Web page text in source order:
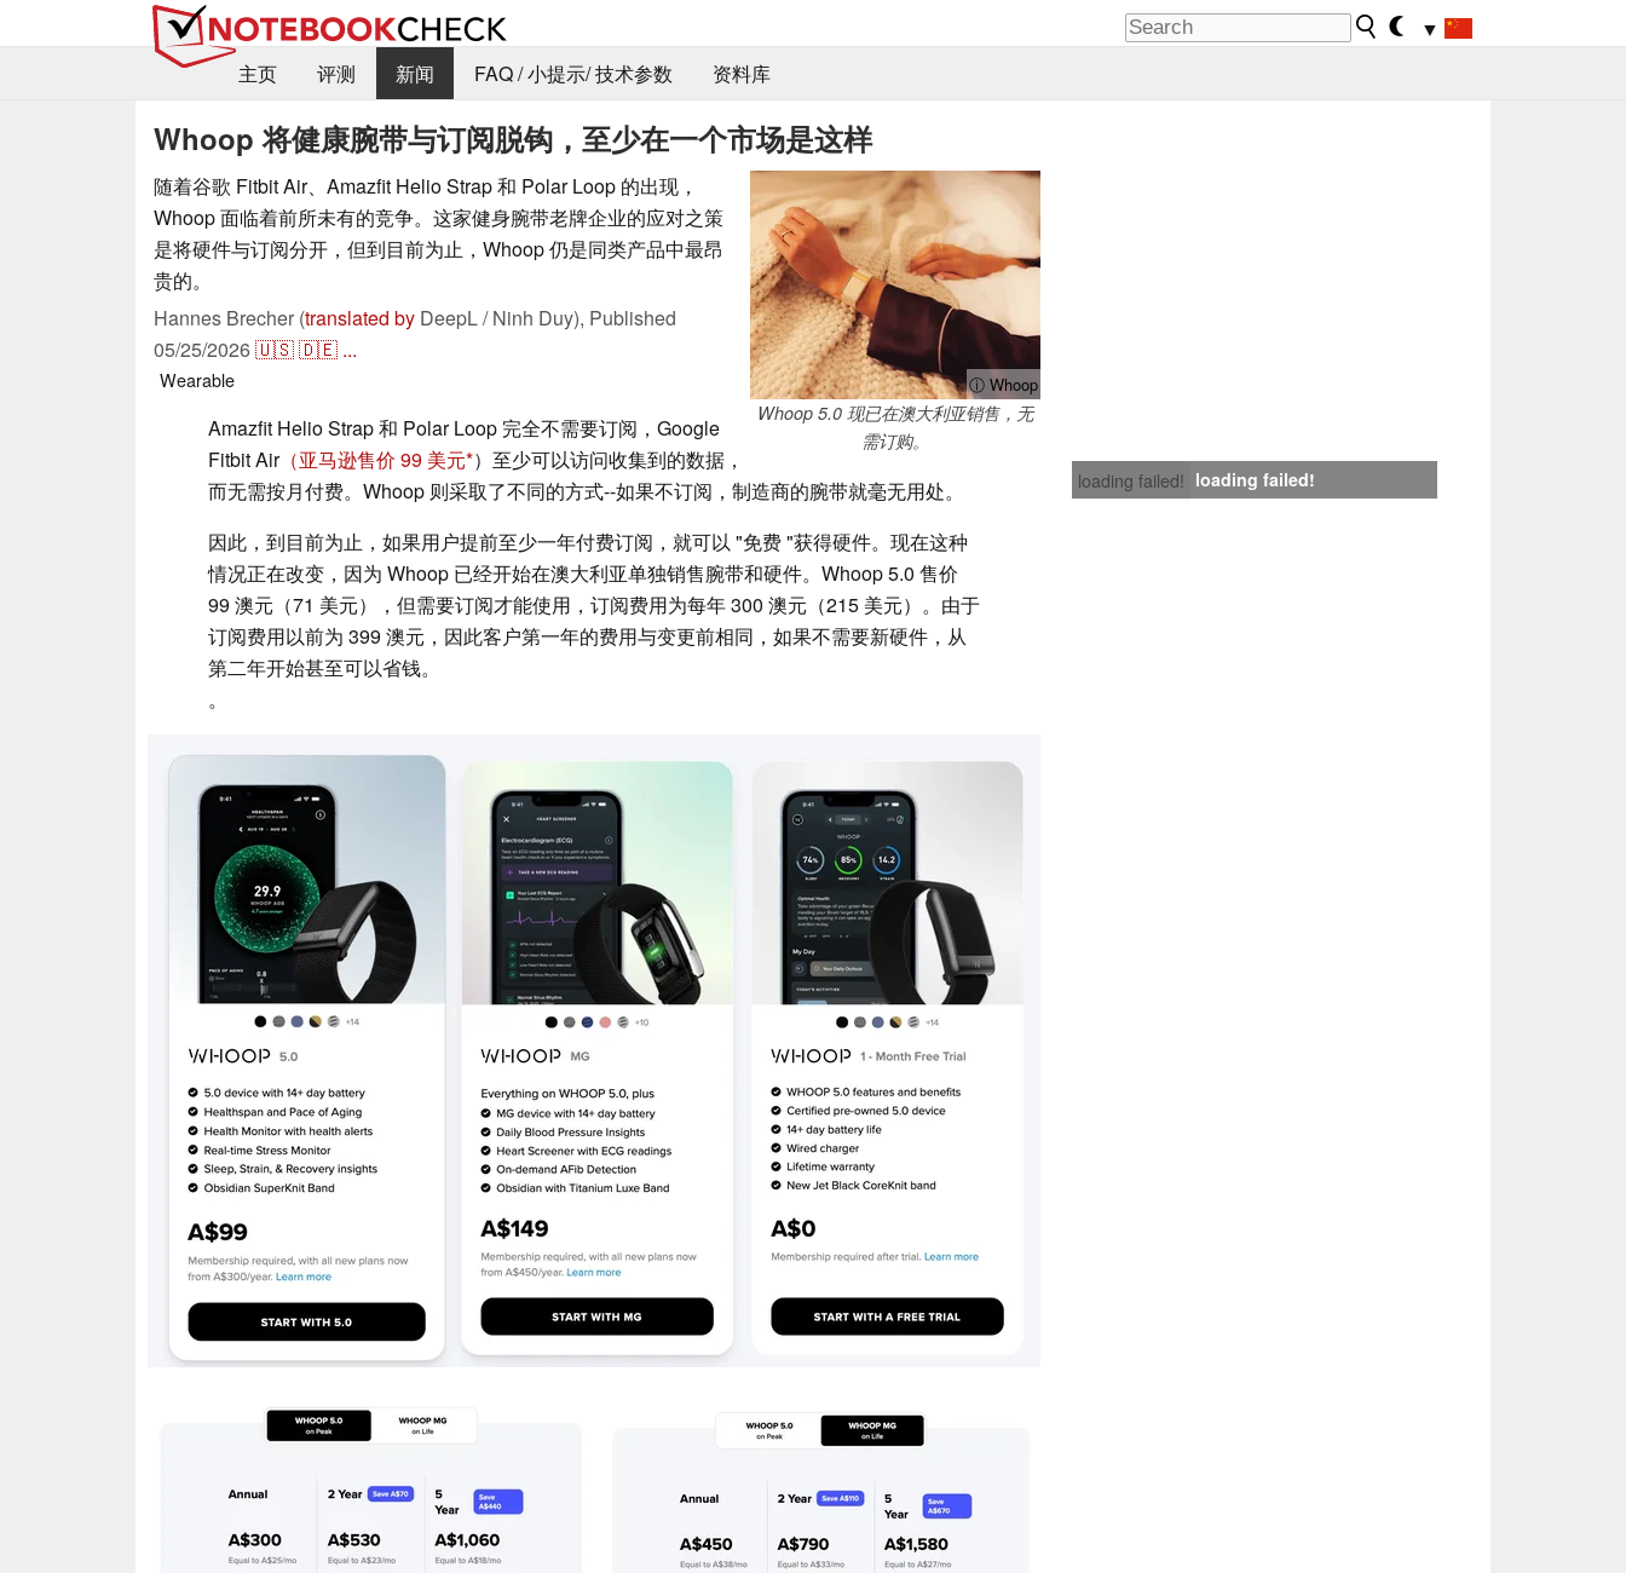
▼
主页
评测 新闻 FAQ / 小提示/ 技术参数 资料库
Whoop 将健康腕带与订阅脱钩，至少在一个市场是这样
ⓘ Whoop
Whoop 5.0 现已在澳大利亚销售，无
需订购。
随着谷歌 Fitbit Air、Amazfit Helio Strap 和 Polar Loop 的出现，
Whoop 面临着前所未有的竞争。这家健身腕带老牌企业的应对之策
是将硬件与订阅分开，但到目前为止，Whoop 仍是同类产品中最昂
贵的。
Hannes Brecher (translated by DeepL / Ninh Duy), Published
05/25/2026🇺🇸🇩🇪 ...
Wearable
loading failed! loading failed!
Amazfit Helio Strap 和 Polar Loop 完全不需要订阅，Google
Fitbit Air（亚马逊售价 99 美元 ）至少可以访问收集到的数据，
而无需按月付费。Whoop 则采取了不同的方式--如果不订阅，制造商的腕带就毫无用处。
因此，到目前为止，如果用户提前至少一年付费订阅，就可以 "免费 "获得硬件。现在这种
情况正在改变，因为 Whoop 已经开始在澳大利亚单独销售腕带和硬件。Whoop 5.0 售价
99 澳元（71 美元），但需要订阅才能使用，订阅费用为每年 300 澳元（215 美元）。由于
订阅费用以前为 399 澳元，因此客户第一年的费用与变更前相同，如果不需要新硬件，从
第二年开始甚至可以省钱。
。